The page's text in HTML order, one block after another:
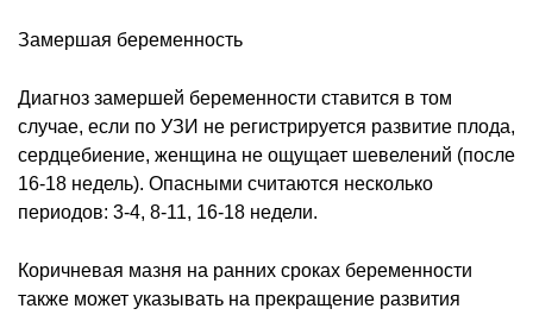
Замершая беременность
Диагноз замершей беременности ставится в том
случае, если по УЗИ не регистрируется развитие плода,
сердцебиение, женщина не ощущает шевелений (после
16-18 недель). Опасными считаются несколько
периодов: 3-4, 8-11, 16-18 недели.
Коричневая мазня на ранних сроках беременности
также может указывать на прекращение развития